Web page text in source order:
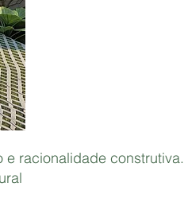
e racionalidade construtiva.